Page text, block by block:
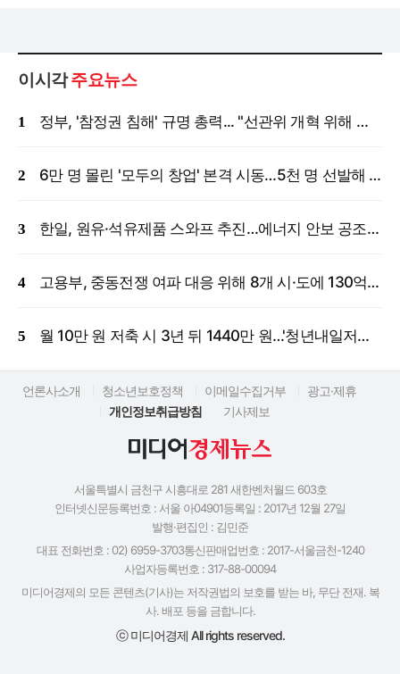
이시각주요뉴스
정부, '참정권 침해' 규명 총력... "선관위 개혁 위해 국정조사 등 모든 조치"
6만 명 몰린 '모두의 창업' 본격 시동…5천 명 선발해 밀착 지원
한일, 원유·석유제품 스와프 추진…에너지 안보 공조 강화
고용부, 중동전쟁 여파 대응 위해 8개 시·도에 130억 원 긴급 투입
월 10만 원 저축 시 3년 뒤 1440만 원…'청년내일저축계좌' 신규 모집
언론사소개 청소년보호정책 이메일수집거부
광고·제휴
개인정보취급방침
기사제보
서울특별시 금천구 시흥대로 281 새한벤처월드 603호
인터넷신문등록번호 : 서울 아04901등록일 : 2017년 12월 27일
발행·편집인 : 김민준
대표 전화번호 : 02) 6959-3703통신판매업번호 : 2017-서울금천-1240
사업자등록번호 : 317-88-00094
미디어경제의 모든 콘텐츠(기사)는 저작권법의 보호를 받는 바, 무단 전재. 복
사. 배포 등을 금합니다.
ⓒ 미디어경제 All rights reserved.